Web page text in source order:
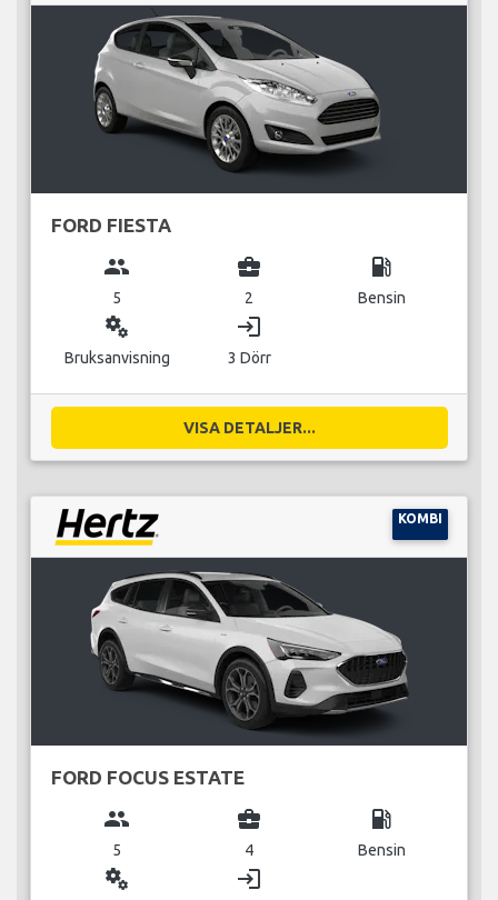
FORD FIESTA
group
5
business_center
2
local_gas_station
Bensin
miscellaneous_services
Bruksanvisning
login
3 Dörr
VISA DETALJER...
KOMBI
FORD FOCUS ESTATE
group
5
business_center
4
local_gas_station
Bensin
miscellaneous_services login